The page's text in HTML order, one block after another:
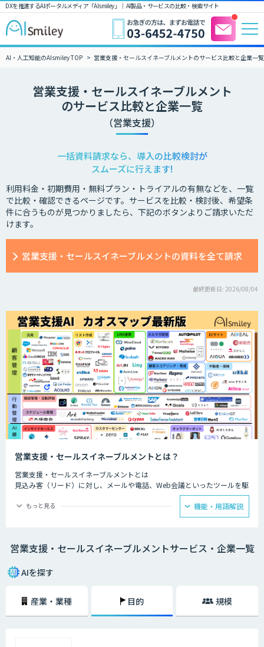
DXを推進するAIポータルメディア「AIsmiley」｜ AI製品・サービスの比較・検索サイト
AI・人工知能のAIsmiley TOP 営業支援・セールスイネーブルメントのサービス比較と企業一
営業支援・セールスイネーブルメント
のサービス比較と企業一覧
（営業支援）
一括資料請求なら、導入の比較検討が
スムーズに行えます!
利用料金・初期費用・無料プラン・トライアルの有無などを、一覧
で比較・確認できるページです。サービスを比較・検討後、希望条
件に合うものが見つかりましたら、下記のボタンよりご請求いただ
けます。
営業支援・セールスイネーブルメントの資料を全て請求
最終更新日: 2026/08/04
営業支援・セールスイネーブルメントとは？
営業支援・セールスイネーブルメントとは
見込み客（リード）に対し、メールや電話、Web会議といったツールを駆
使して営業活動を行う内勤型の営業スタイルのことです。
ファーストコンタクトから成約にいたるまで、多様な接点における顧客と
そのためには、営業部門だけでなくマーケティング部門やCRMなど、あら
営業支援ツールはこうした部署間の連携をシームレスにし、AIを活用する
ことで精度を高め、過去の受注データや類似企業のデータなどをもとに将
もっと見る 機能・用語解説
営業支援・セールスイネーブルメントサービス・企業一覧
AIを探す
産業・業種 目的 規模